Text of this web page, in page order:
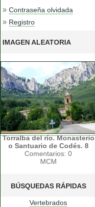
» Contraseña olvidada
» Registro
IMAGEN ALEATORIA
Torralba del río. Monasterio
o Santuario de Codés. 8
Comentarios: 0
MCM
BÚSQUEDAS RÁPIDAS
Vertebrados